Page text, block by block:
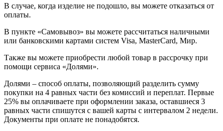
В случае, когда изделие не подошло, вы можете отказаться от
оплаты.
В пункте «Самовывоз» вы можете рассчитаться наличными
или банковскими картами систем Visa, MasterCard, Мир.
Также вы можете приобрести любой товар в рассрочку при
помощи сервиса «Долями».
Долями – способ оплаты, позволяющий разделить сумму
покупки на 4 равных части без комиссий и переплат. Первые
25% вы оплачиваете при оформлении заказа, оставшиеся 3
равных части спишутся с вашей карты с интервалом 2 недели.
Документы при оплате не понадобятся.